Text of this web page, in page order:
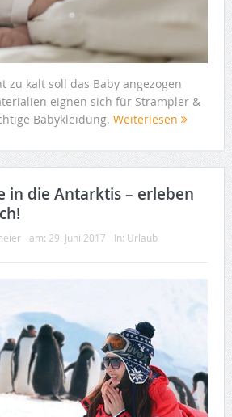
zu kalt soll das Baby angezogen
eignen sich für Strampler &
Babykleidung. Weiterlesen
in die Antarktis – erleben
am: 29. Juni 2017 In: Urlaub